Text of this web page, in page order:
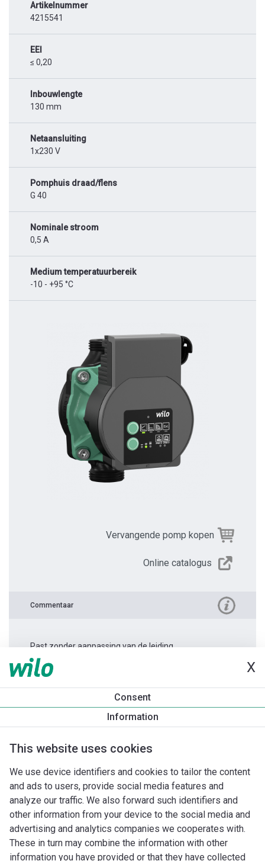
X
Consent
Information
This website uses cookies
We use device identifiers and cookies to tailor the content
and ads to users, provide social media features and
analyze our traffic. We also forward such identifiers and
other information from your device to the social media and
advertising and analytics companies we cooperates with.
These in turn may combine the information with other
information you have provided or that they have collected
Artikelnummer
4215541
EEI
≤ 0,20
Inbouwlengte
130 mm
Netaansluiting
1x230 V
Pomphuis draad/flens
G 40
Nominale stroom
0,5 A
Medium temperatuurbereik
-10 - +95 °C
Vervangende pomp kopen
Online catalogus
Commentaar
Past zonder aanpassing van de leiding.
Productinformatie
Varios PICO-STG 25/1-7 -130